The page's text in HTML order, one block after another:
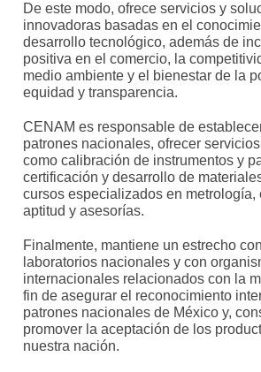
De este modo, ofrece servicios y
innovadoras basadas en el
desarrollo tecnológico, además de
positiva en el comercio, la
medio ambiente y el bienestar de la
equidad y transparencia.
CENAM es responsable de
patrones nacionales, ofrecer
como calibración de instrumentos y
certificación y desarrollo de
cursos especializados en metrología,
aptitud y asesorías.
Finalmente, mantiene un estrecho
laboratorios nacionales y con
internacionales relacionados con la
fin de asegurar el reconocimiento
patrones nacionales de México y,
promover la aceptación de los
nuestra nación.